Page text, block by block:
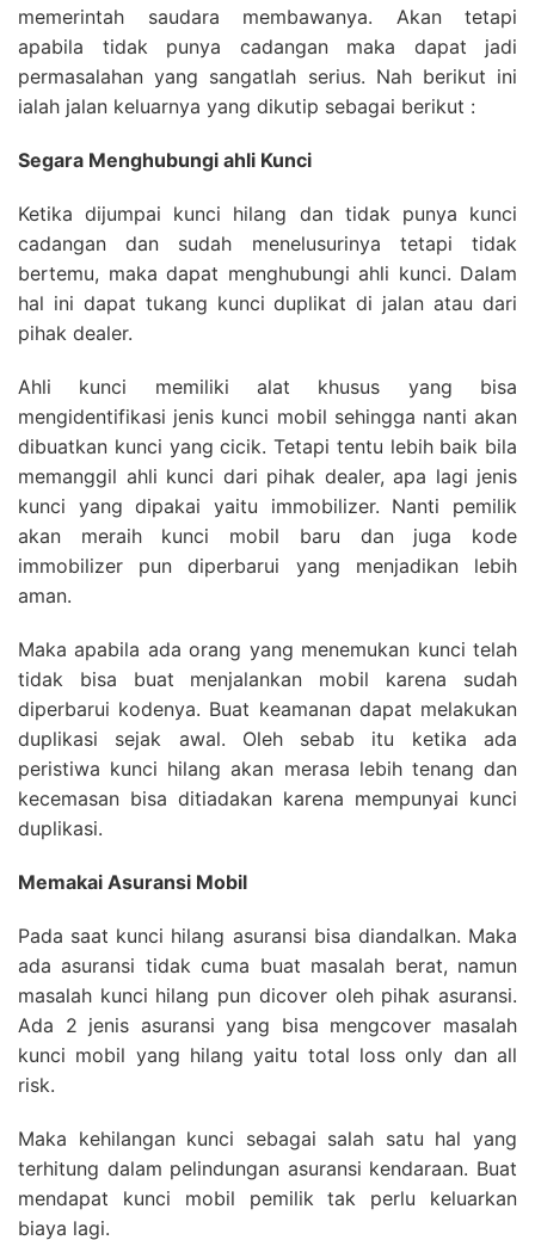
memerintah saudara membawanya. Akan tetapi
apabila tidak punya cadangan maka dapat jadi
permasalahan yang sangatlah serius. Nah berikut ini
ialah jalan keluarnya yang dikutip sebagai berikut :
Segara Menghubungi ahli Kunci
Ketika dijumpai kunci hilang dan tidak punya kunci
cadangan dan sudah menelusurinya tetapi tidak
bertemu, maka dapat menghubungi ahli kunci. Dalam
hal ini dapat tukang kunci duplikat di jalan atau dari
pihak dealer.
Ahli kunci memiliki alat khusus yang bisa
mengidentifikasi jenis kunci mobil sehingga nanti akan
dibuatkan kunci yang cicik. Tetapi tentu lebih baik bila
memanggil ahli kunci dari pihak dealer, apa lagi jenis
kunci yang dipakai yaitu immobilizer. Nanti pemilik
akan meraih kunci mobil baru dan juga kode
immobilizer pun diperbarui yang menjadikan lebih
aman.
Maka apabila ada orang yang menemukan kunci telah
tidak bisa buat menjalankan mobil karena sudah
diperbarui kodenya. Buat keamanan dapat melakukan
duplikasi sejak awal. Oleh sebab itu ketika ada
peristiwa kunci hilang akan merasa lebih tenang dan
kecemasan bisa ditiadakan karena mempunyai kunci
duplikasi.
Memakai Asuransi Mobil
Pada saat kunci hilang asuransi bisa diandalkan. Maka
ada asuransi tidak cuma buat masalah berat, namun
masalah kunci hilang pun dicover oleh pihak asuransi.
Ada 2 jenis asuransi yang bisa mengcover masalah
kunci mobil yang hilang yaitu total loss only dan all
risk.
Maka kehilangan kunci sebagai salah satu hal yang
terhitung dalam pelindungan asuransi kendaraan. Buat
mendapat kunci mobil pemilik tak perlu keluarkan
biaya lagi.